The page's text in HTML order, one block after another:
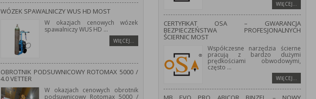
WÓZEK SPAWALNICZY WUS HD MOST
W okazjach cenowych wózek
spawalniczy WUS HD ...
WIĘCEJ…
OBROTNIK PODSUWNICOWY ROTOMAX 5000 /
4.0 VETTER
W okazjach cenowych obrotnik
podsuwnicowy Rotomax 5000 /
WIĘCEJ…
CERTYFIKAT OSA – GWARANCJA
BEZPIECZEŃSTWA PROFESJONALNYCH
ŚCIERNIC MOST
Współczesne narzędzia ścierne
pracują z bardzo dużymi
prędkościami obwodowymi,
często ...
WIĘCEJ…